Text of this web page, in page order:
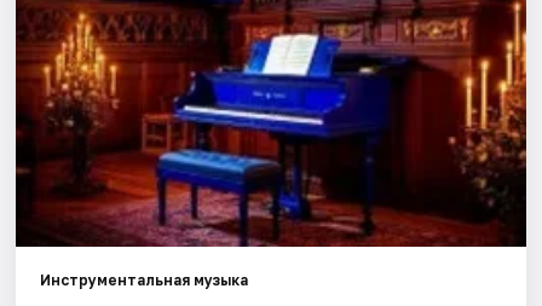
События
Города
Площадки
Артисты
Инструментальная музыка